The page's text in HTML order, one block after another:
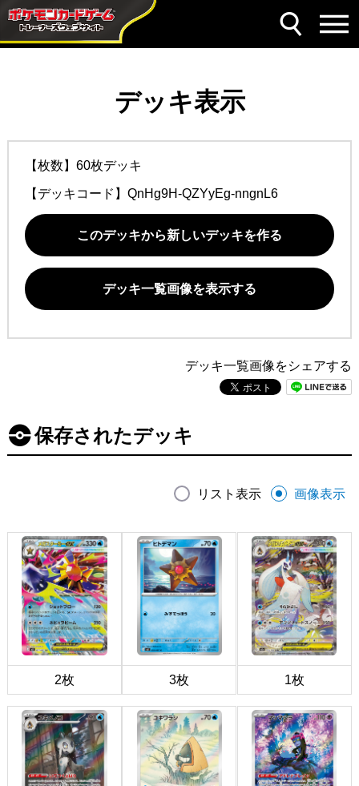
デッキ表示
【枚数】60枚デッキ
【デッキコード】 QnHg9H-QZYyEg-nngnL6
このデッキから新しいデッキを作る
デッキ一覧画像を表示する
デッキ一覧画像をシェアする
保存されたデッキ
リスト表示 画像表示
2枚 3枚 1枚